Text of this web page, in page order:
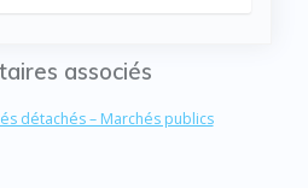
associés
détachés – Marchés publics